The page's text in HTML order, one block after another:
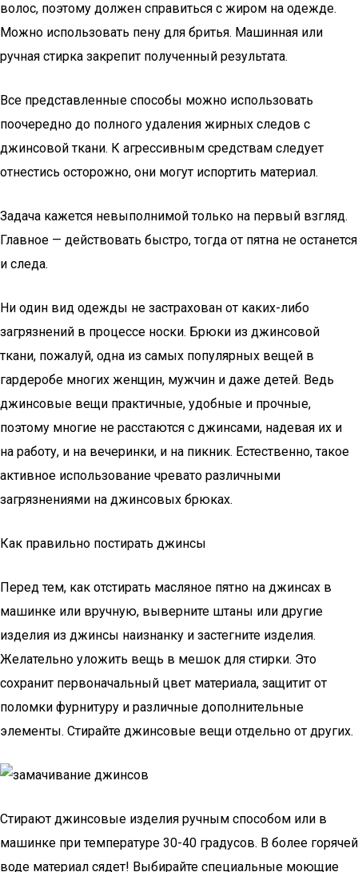
волос, поэтому должен справиться с жиром на одежде.
Можно использовать пену для бритья. Машинная или
ручная стирка закрепит полученный результата.
Все представленные способы можно использовать
поочередно до полного удаления жирных следов с
джинсовой ткани. К агрессивным средствам следует
отнестись осторожно, они могут испортить материал.
Задача кажется невыполнимой только на первый взгляд.
Главное — действовать быстро, тогда от пятна не останется
и следа.
Ни один вид одежды не застрахован от каких-либо
загрязнений в процессе носки. Брюки из джинсовой
ткани, пожалуй, одна из самых популярных вещей в
гардеробе многих женщин, мужчин и даже детей. Ведь
джинсовые вещи практичные, удобные и прочные,
поэтому многие не расстаются с джинсами, надевая их и
на работу, и на вечеринки, и на пикник. Естественно, такое
активное использование чревато различными
загрязнениями на джинсовых брюках.
Как правильно постирать джинсы
Перед тем, как отстирать масляное пятно на джинсах в
машинке или вручную, выверните штаны или другие
изделия из джинсы наизнанку и застегните изделия.
Желательно уложить вещь в мешок для стирки. Это
сохранит первоначальный цвет материала, защитит от
поломки фурнитуру и различные дополнительные
элементы. Стирайте джинсовые вещи отдельно от других.
Стирают джинсовые изделия ручным способом или в
машинке при температуре 30-40 градусов. В более горячей
воде материал сядет! Выбирайте специальные моющие